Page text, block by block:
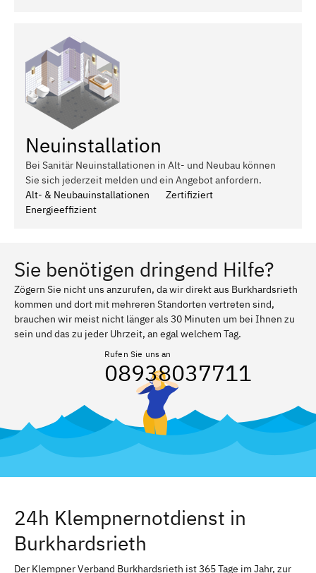
Neuinstallation
Bei Sanitär Neuinstallationen in Alt- und Neubau können
Sie sich jederzeit melden und ein Angebot anfordern.
Alt- & Neubauinstallationen
Zertifiziert
Energieeffizient
Sie benötigen dringend Hilfe?
Zögern Sie nicht uns anzurufen, da wir direkt aus Burkhardsrieth
kommen und dort mit mehreren Standorten vertreten sind,
brauchen wir meist nicht länger als 30 Minuten um bei Ihnen zu
sein und das zu jeder Uhrzeit, an egal welchem Tag.
Rufen Sie uns an
08938037711
24h Klempnernotdienst in
Burkhardsrieth
Der Klempner Verband Burkhardsrieth ist 365 Tage im Jahr, zur